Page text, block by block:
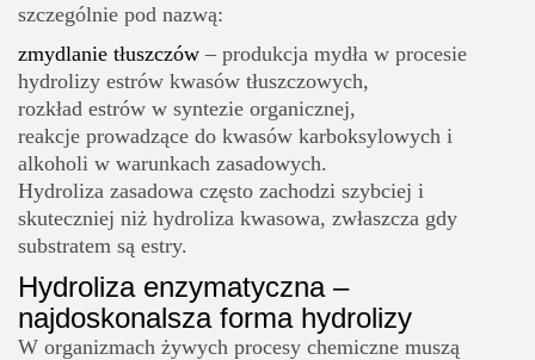
szczególnie pod nazwą:
zmydlanie tłuszczów – produkcja mydła w procesie
hydrolizy estrów kwasów tłuszczowych,
rozkład estrów w syntezie organicznej,
reakcje prowadzące do kwasów karboksylowych i
alkoholi w warunkach zasadowych.
Hydroliza zasadowa często zachodzi szybciej i
skuteczniej niż hydroliza kwasowa, zwłaszcza gdy
substratem są estry.
Hydroliza enzymatyczna –
najdoskonalsza forma hydrolizy
W organizmach żywych procesy chemiczne muszą